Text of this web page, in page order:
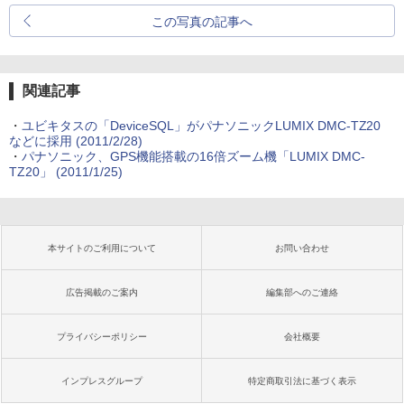
この写真の記事へ
関連記事
・ ユビキタスの「DeviceSQL」がパナソニックLUMIX DMC-TZ20
などに採用 (2011/2/28)
・ パナソニック、GPS機能搭載の16倍ズーム機「LUMIX DMC-
TZ20」 (2011/1/25)
本サイトのご利用について お問い合わせ
広告掲載のご案内 編集部へのご連絡
プライバシーポリシー 会社概要
インプレスグループ 特定商取引法に基づく表示